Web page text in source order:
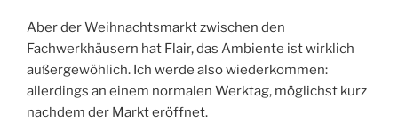
Aber der Weihnachtsmarkt zwischen den
Fachwerkhäusern hat Flair, das Ambiente ist wirklich
außergewöhlich. Ich werde also wiederkommen:
allerdings an einem normalen Werktag, möglichst kurz
nachdem der Markt eröffnet.